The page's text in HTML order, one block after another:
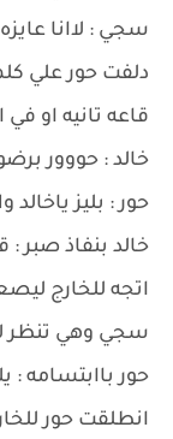
سجي : لاانا
دلفت حور علي
قاعه تانيه او
خالد : حووور
حور : بليز
خالد بنفاذ صبر :
اتجه للخارج
سجي وهي تنظر
حور باابتسامه :
انطلقت حور